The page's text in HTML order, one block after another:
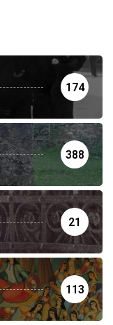
174
388
21
113